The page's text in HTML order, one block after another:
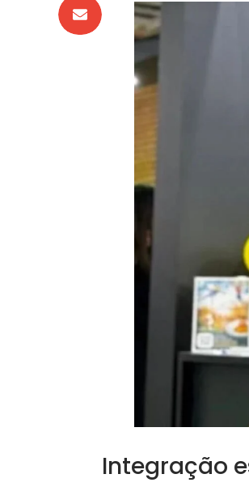
Integração